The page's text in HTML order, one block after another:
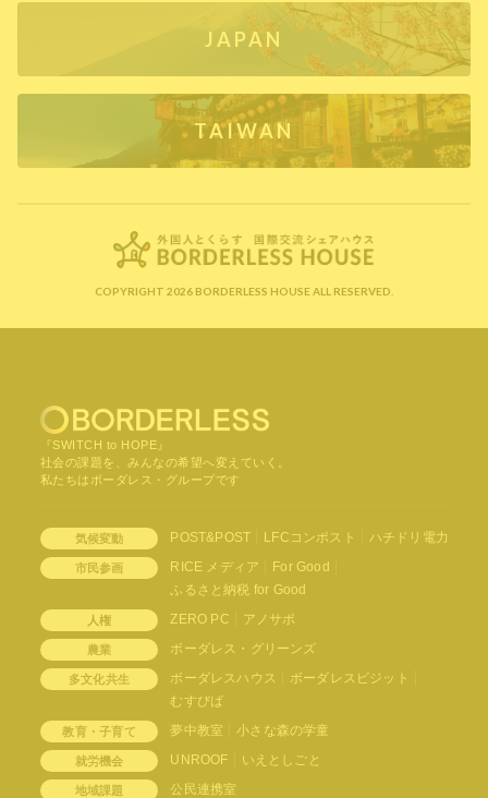
JAPAN
TAIWAN
COPYRIGHT 2026 BORDERLESS HOUSE ALL RESERVED.
『SWITCH to HOPE』
社会の課題を、みんなの希望へ変えていく。
私たちはボーダレス・グループです
気候変動 POST&POST LFCコンポスト ハチドリ電力
市民参画 RICE メディア
For Good
ふるさと納税 for Good
人権 ZERO PC アノサポ
農業 ボーダレス・グリーンズ
多文化共生 ボーダレスハウス
ボーダレスビジット
むすびば
教育・子育て 夢中教室 小さな森の学童
就労機会 UNROOF いえとしごと
地域課題 公民連携室